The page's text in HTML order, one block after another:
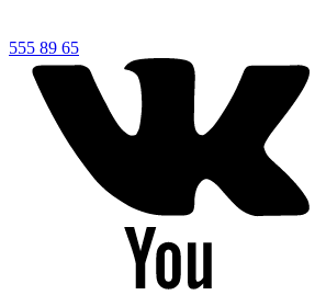
555 89 65